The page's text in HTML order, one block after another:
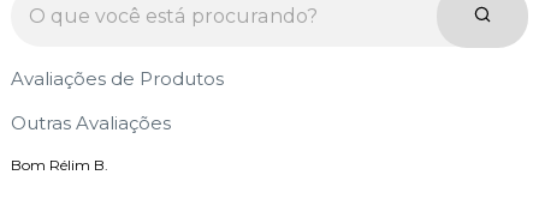
Avaliações de Produtos
Outras Avaliações
Bom Rélim B.